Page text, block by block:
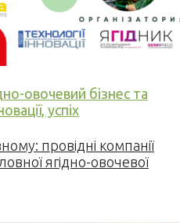
овочевий бізнес та
успіх
провідні компанії
ягідно-овочевої